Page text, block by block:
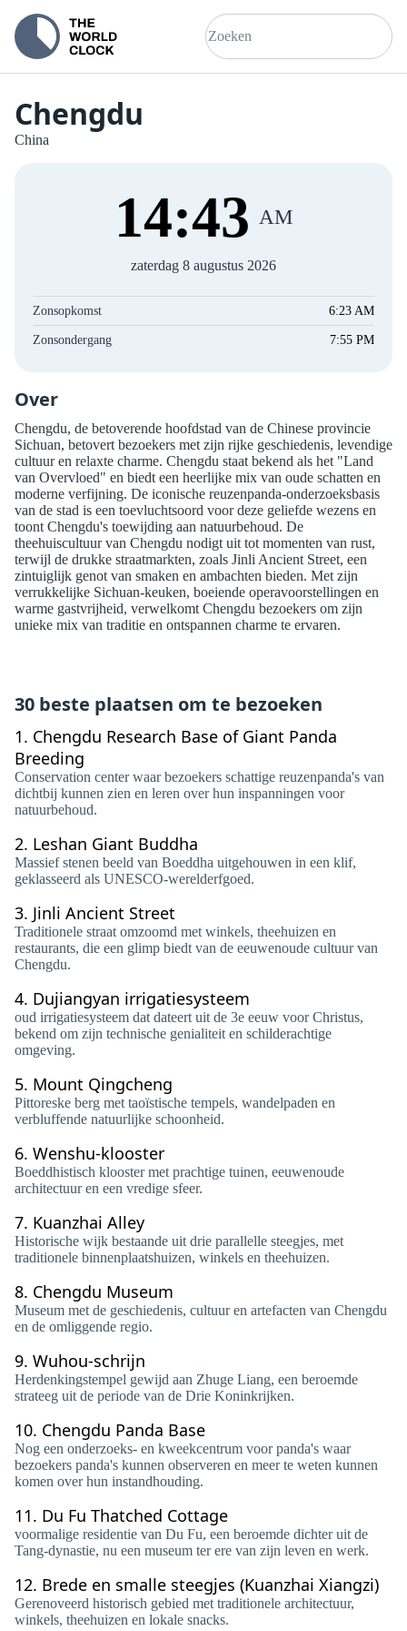
Chengdu
China
14:43 AM
zaterdag 8 augustus 2026
Zonsopkomst 6:23 AM
Zonsondergang 7:55 PM
Over
Chengdu, de betoverende hoofdstad van de Chinese provincie
Sichuan, betovert bezoekers met zijn rijke geschiedenis, levendige
cultuur en relaxte charme. Chengdu staat bekend als het "Land
van Overvloed" en biedt een heerlijke mix van oude schatten en
moderne verfijning. De iconische reuzenpanda-onderzoeksbasis
van de stad is een toevluchtsoord voor deze geliefde wezens en
toont Chengdu's toewijding aan natuurbehoud. De
theehuiscultuur van Chengdu nodigt uit tot momenten van rust,
terwijl de drukke straatmarkten, zoals Jinli Ancient Street, een
zintuiglijk genot van smaken en ambachten bieden. Met zijn
verrukkelijke Sichuan-keuken, boeiende operavoorstellingen en
warme gastvrijheid, verwelkomt Chengdu bezoekers om zijn
unieke mix van traditie en ontspannen charme te ervaren.
30 beste plaatsen om te bezoeken
1. Chengdu Research Base of Giant Panda
Breeding
Conservation center waar bezoekers schattige reuzenpanda's van
dichtbij kunnen zien en leren over hun inspanningen voor
natuurbehoud.
2. Leshan Giant Buddha
Massief stenen beeld van Boeddha uitgehouwen in een klif,
geklasseerd als UNESCO-werelderfgoed.
3. Jinli Ancient Street
Traditionele straat omzoomd met winkels, theehuizen en
restaurants, die een glimp biedt van de eeuwenoude cultuur van
Chengdu.
4. Dujiangyan irrigatiesysteem
oud irrigatiesysteem dat dateert uit de 3e eeuw voor Christus,
bekend om zijn technische genialiteit en schilderachtige
omgeving.
5. Mount Qingcheng
Pittoreske berg met taoïstische tempels, wandelpaden en
verbluffende natuurlijke schoonheid.
6. Wenshu-klooster
Boeddhistisch klooster met prachtige tuinen, eeuwenoude
architectuur en een vredige sfeer.
7. Kuanzhai Alley
Historische wijk bestaande uit drie parallelle steegjes, met
traditionele binnenplaatshuizen, winkels en theehuizen.
8. Chengdu Museum
Museum met de geschiedenis, cultuur en artefacten van Chengdu
en de omliggende regio.
9. Wuhou-schrijn
Herdenkingstempel gewijd aan Zhuge Liang, een beroemde
strateeg uit de periode van de Drie Koninkrijken.
10. Chengdu Panda Base
Nog een onderzoeks- en kweekcentrum voor panda's waar
bezoekers panda's kunnen observeren en meer te weten kunnen
komen over hun instandhouding.
11. Du Fu Thatched Cottage
voormalige residentie van Du Fu, een beroemde dichter uit de
Tang-dynastie, nu een museum ter ere van zijn leven en werk.
12. Brede en smalle steegjes (Kuanzhai Xiangzi)
Gerenoveerd historisch gebied met traditionele architectuur,
winkels, theehuizen en lokale snacks.